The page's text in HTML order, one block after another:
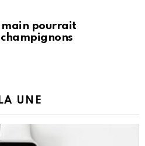
main pourrait
UNE